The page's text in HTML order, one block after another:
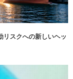
リスクへの新しいヘッ